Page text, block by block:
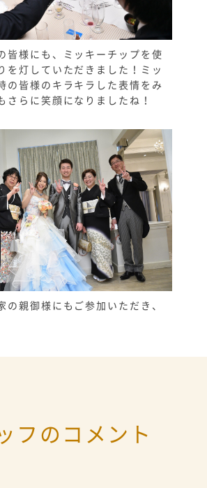
皆様にも、ミッキーチップを使
を灯していただきました！ミッ
の皆様のキラキラした表情をみ
さらに笑顔になりましたね！
の親御様にもご参加いただき、
フのコメント